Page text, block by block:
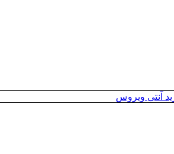
آنتی ویروس